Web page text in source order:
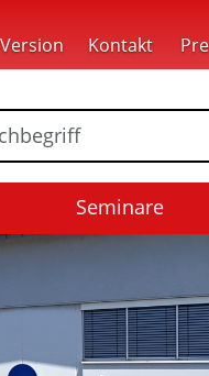
Kontakt
für die
Seminare